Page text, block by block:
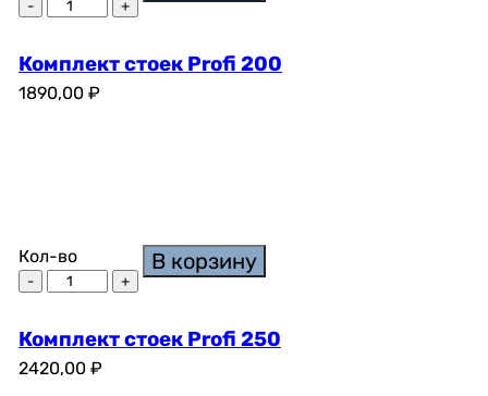
Комплект стоек Profi 200
1890,00 ₽
Кол-во В корзину
Комплект стоек Profi 250
2420,00 ₽